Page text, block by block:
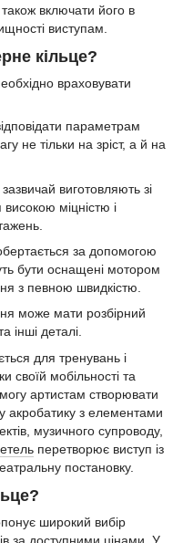
включати його в
виступам.
кільце?
враховувати
параметрам
не тільки на зріст, а й на
виготовляють зі
високою міцністю і
за допомогою
бути оснащені мотором
з певною швидкістю.
може мати розбірний
інші деталі.
для тренувань і
своїй мобільності та
артистам створювати
акробатику з елементами
музичного супроводу,
перетворює виступ із
постановку.
широкий вибір